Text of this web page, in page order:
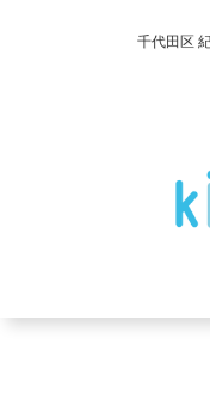
千代田区